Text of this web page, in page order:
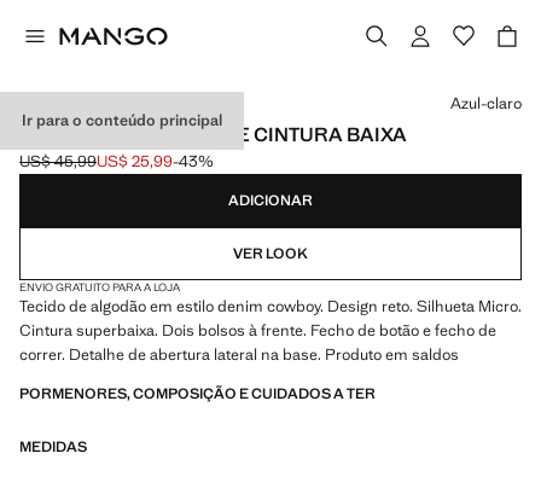
Ir para o conteúdo principal
CALÇÕES MICRO FIT DE CINTURA BAIXA
Preço inicial riscado [US$ 45,99 ]
US$ 45,99
Preço atual [US$ 25,99 ]
US$ 25,99-43%
Selecione uma cor
Azul-claro
ADICIONAR
VER LOOK
ENVIO GRATUITO PARA A LOJA
Tecido de algodão em estilo denim cowboy. Design reto. Silhueta Micro.
Cintura superbaixa. Dois bolsos à frente. Fecho de botão e fecho de
correr. Detalhe de abertura lateral na base. Produto em saldos
PORMENORES, COMPOSIÇÃO E CUIDADOS A TER
MEDIDAS